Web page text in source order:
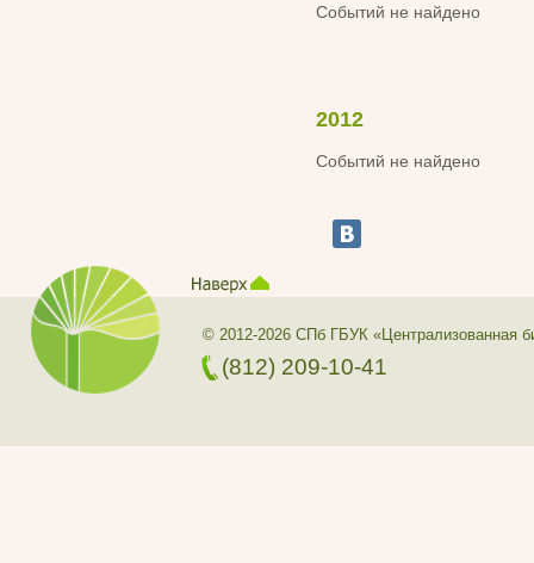
Событий не найдено
2012
Событий не найдено
© 2012-2026 СПб ГБУК «Централизованная
(812) 209-10-41